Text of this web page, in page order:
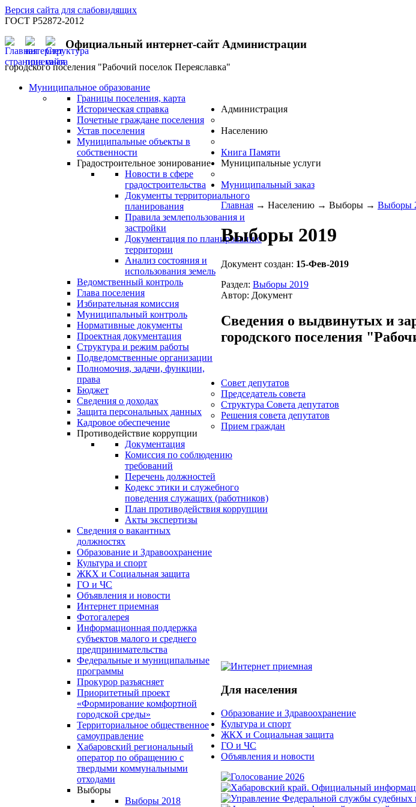
Версия сайта для слабовидящих
ГОСТ Р52872-2012
Официальный интернет-сайт Администрации
городского поселения "Рабочий поселок Переяславка"
Муниципальное образование
Границы поселения, карта
Историческая справка
Почетные граждане поселения
Устав поселения
Муниципальные объекты в
собственности
Градостроительное зонирование
Новости в сфере
градостроительства
Документы территориального
планирования
Правила землепользования и
застройки
Документация по планированию
территории
Анализ состояния и
использования земель
Ведомственный контроль
Глава поселения
Избирательная комиссия
Муниципальный контроль
Администрация
Нормативные документы
Проектная документация
Структура и режим работы
Подведомственные организации
Полномочия, задачи, функции,
права
Бюджет
Сведения о доходах
Защита персональных данных
Кадровое обеспечение
Противодействие коррупции
Документация
Комиссия по соблюдению
требований
Перечень должностей
Кодекс этики и служебного
поведения служащих (работников)
План противодействия коррупции
Акты экспертизы
Сведения о вакантных
должностях
Населению
Образование и Здравоохранение
Культура и спорт
ЖКХ и Социальная защита
ГО и ЧС
Объявления и новости
Интернет приемная
Фотогалерея
Информационная поддержка
субъектов малого и среднего
предпринимательства
Федеральные и муниципальные
программы
Прокурор разъясняет
Приоритетный проект
«Формирование комфортной
городской среды»
Территориальное общественное
самоуправление
Хабаровский региональный
оператор по обращению с
твердыми коммунальными
отходами
Выборы
Выборы 2018
Книга Памяти
Муниципальные услуги
Муниципальный заказ
Главная → Населению → Выборы → Выборы
Выборы 2019
Документ создан: 15-Фев-2019
Раздел: Выборы 2019
Автор: Документ
Сведения о выдвинутых и
городского поселения
Совет депутатов
Председатель совета
Структура Совета депутатов
Решения совета депутатов
Прием граждан
Для населения
Образование и Здравоохранение
Культура и спорт
ЖКХ и Социальная защита
ГО и ЧС
Объявления и новости